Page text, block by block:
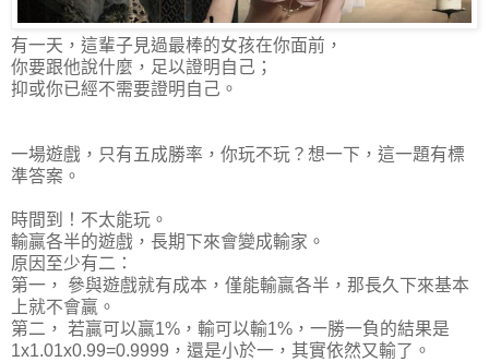
有一天，這輩子見過最棒的女孩在你面前，
你要跟他說什麼，足以證明自己；
抑或你已經不需要證明自己。
一場遊戲，只有五成勝率，你玩不玩？想一下，這一題有標
準答案。
時間到！不太能玩。
輸贏各半的遊戲，長期下來會變成輸家。
原因至少有二：
第一， 參與遊戲就有成本，僅能輸贏各半，那長久下來基本
上就不會贏。
第二， 若贏可以贏1%，輸可以輸1%，一勝一負的結果是
1x1.01x0.99=0.9999，還是小於一，其實依然又輸了。